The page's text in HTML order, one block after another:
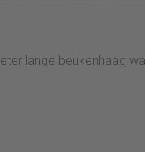
lange beukenhaag